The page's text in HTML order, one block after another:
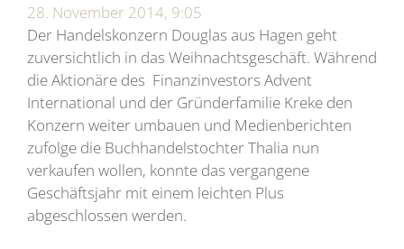
28. November 2014, 9:05
Der Handelskonzern Douglas aus Hagen geht
zuversichtlich in das Weihnachtsgeschäft. Während
die Aktionäre des Finanzinvestors Advent
International und der Gründerfamilie Kreke den
Konzern weiter umbauen und Medienberichten
zufolge die Buchhandelstochter Thalia nun
verkaufen wollen, konnte das vergangene
Geschäftsjahr mit einem leichten Plus
abgeschlossen werden.